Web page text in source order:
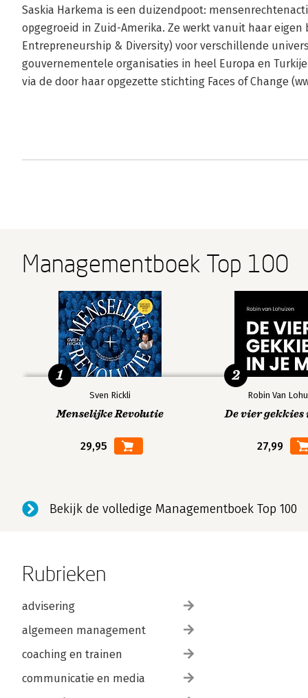
Saskia Harkema is een duizendpoot:
opgegroeid in Zuid-Amerika. Ze werkt vanuit haar eigen
Entrepreneurship & Diversity) voor verschillende
gouvernementele organisaties in heel Europa en
via de door haar opgezette stichting Faces of Change
Managementboek Top 100
Sven Rickli
Menselijke Revolutie
29,95
1
Robin Van
De vier gekkies
27,99
2
Bekijk de volledige Managementboek Top 100
Rubrieken
advisering
algemeen management
coaching en trainen
communicatie en media